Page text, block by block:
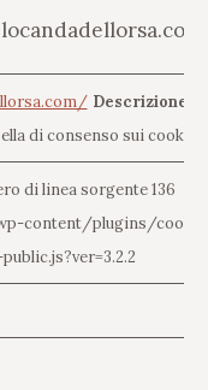
locandadellorsa.com
Descrizione
di consenso sui cookie.
di linea sorgente 136
content/plugins/